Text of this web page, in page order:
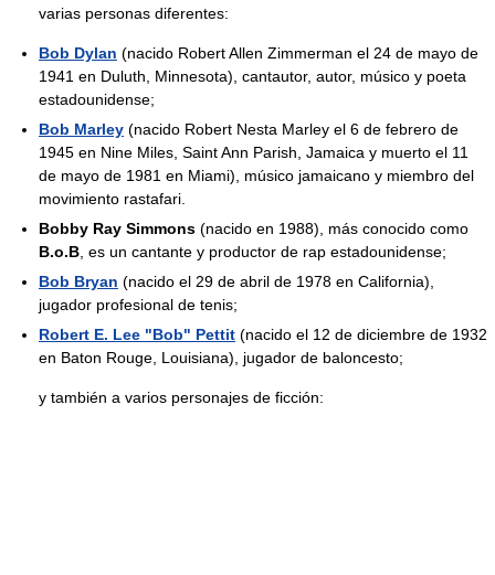
varias personas diferentes:
Bob Dylan (nacido Robert Allen Zimmerman el 24 de mayo de
1941 en Duluth, Minnesota), cantautor, autor, músico y poeta
estadounidense;
Bob Marley (nacido Robert Nesta Marley el 6 de febrero de
1945 en Nine Miles, Saint Ann Parish, Jamaica y muerto el 11
de mayo de 1981 en Miami), músico jamaicano y miembro del
movimiento rastafari.
Bobby Ray Simmons (nacido en 1988), más conocido como
B.o.B , es un cantante y productor de rap estadounidense;
Bob Bryan (nacido el 29 de abril de 1978 en California),
jugador profesional de tenis;
Robert E. Lee "Bob" Pettit (nacido el 12 de diciembre de 1932
en Baton Rouge, Louisiana), jugador de baloncesto;
y también a varios personajes de ficción: